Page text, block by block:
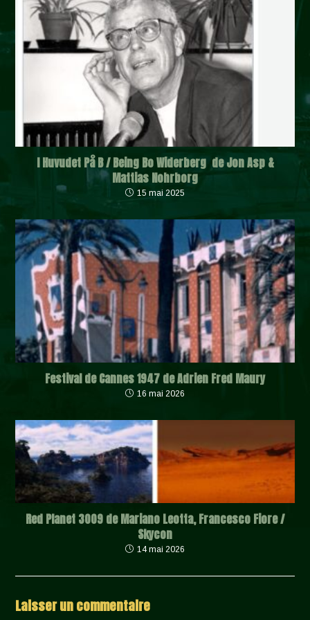
I Huvudet På B / Being Bo Widerberg de Jon Asp &
Mattias Nohrborg
15 mai 2025
Festival de Cannes 1947 de Adrien Fred Maury
16 mai 2026
Red Planet 3009 de Mariano Leotta, Francesco Fiore /
Skycon
14 mai 2026
Laisser un commentaire